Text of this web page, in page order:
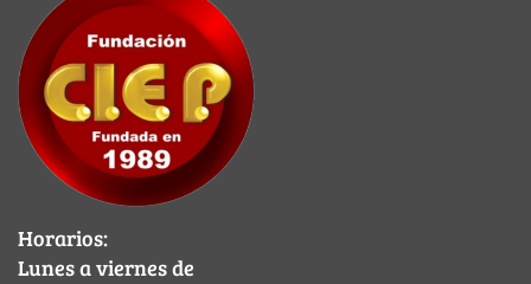
Horarios:
Lunes a viernes de